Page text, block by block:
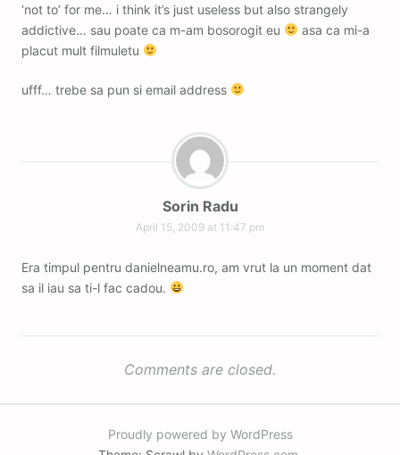
‘not to’ for me… i think it’s just useless but also strangely
addictive… sau poate ca m-am bosorogit eu
asa ca mi-a
placut mult filmuletu
ufff… trebe sa pun si email address
Sorin Radu
April 15, 2009 at 11:47 pm
Era timpul pentru danielneamu.ro, am vrut la un moment dat
sa il iau sa ti-l fac cadou.
Comments are closed.
Proudly powered by WordPress